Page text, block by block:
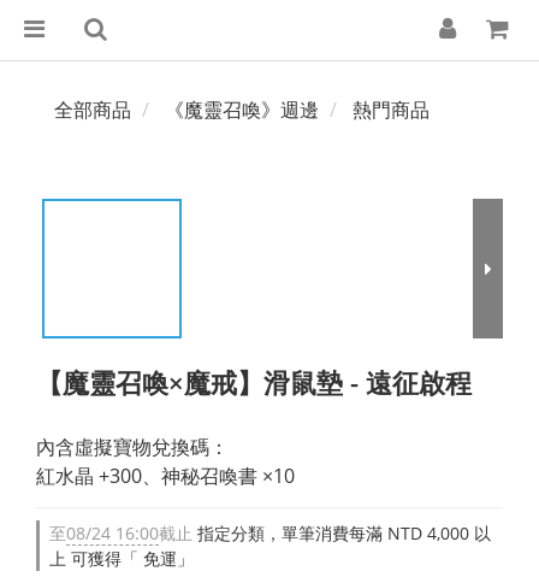
全部商品 《魔靈召喚》週邊 熱門商品
【魔靈召喚×魔戒】滑鼠墊 - 遠征啟程
內含虛擬寶物兌換碼：
紅水晶 +300、神秘召喚書 ×10
至08/24 16:00截止 指定分類，單筆消費每滿 NTD 4,000 以
上 可獲得「 免運」